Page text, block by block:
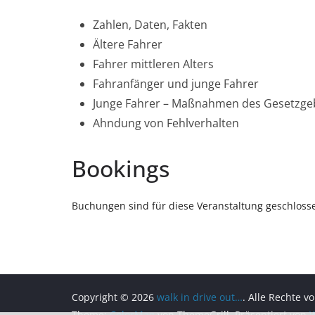
Zahlen, Daten, Fakten
Ältere Fahrer
Fahrer mittleren Alters
Fahranfänger und junge Fahrer
Junge Fahrer – Maßnahmen des
Ahndung von Fehlverhalten
Bookings
Buchungen sind für diese Veranstaltung
Copyright © 2026 walk in drive out…. Alle Rechte